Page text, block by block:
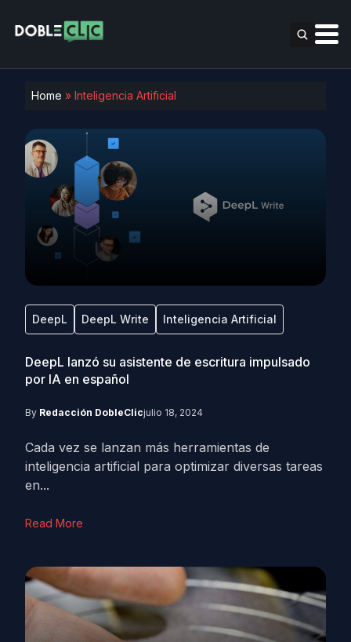
Home » Inteligencia Artificial
DeepL DeepL Write Inteligencia Artificial
DeepL lanzó su asistente de escritura impulsado
por IA en español
By Redacción DobleClicjulio 18, 2024
Cada vez se lanzan más herramientas de
inteligencia artificial para optimizar diversas tareas
en...
Read More